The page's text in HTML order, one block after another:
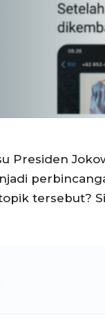
Presiden
tersebut?